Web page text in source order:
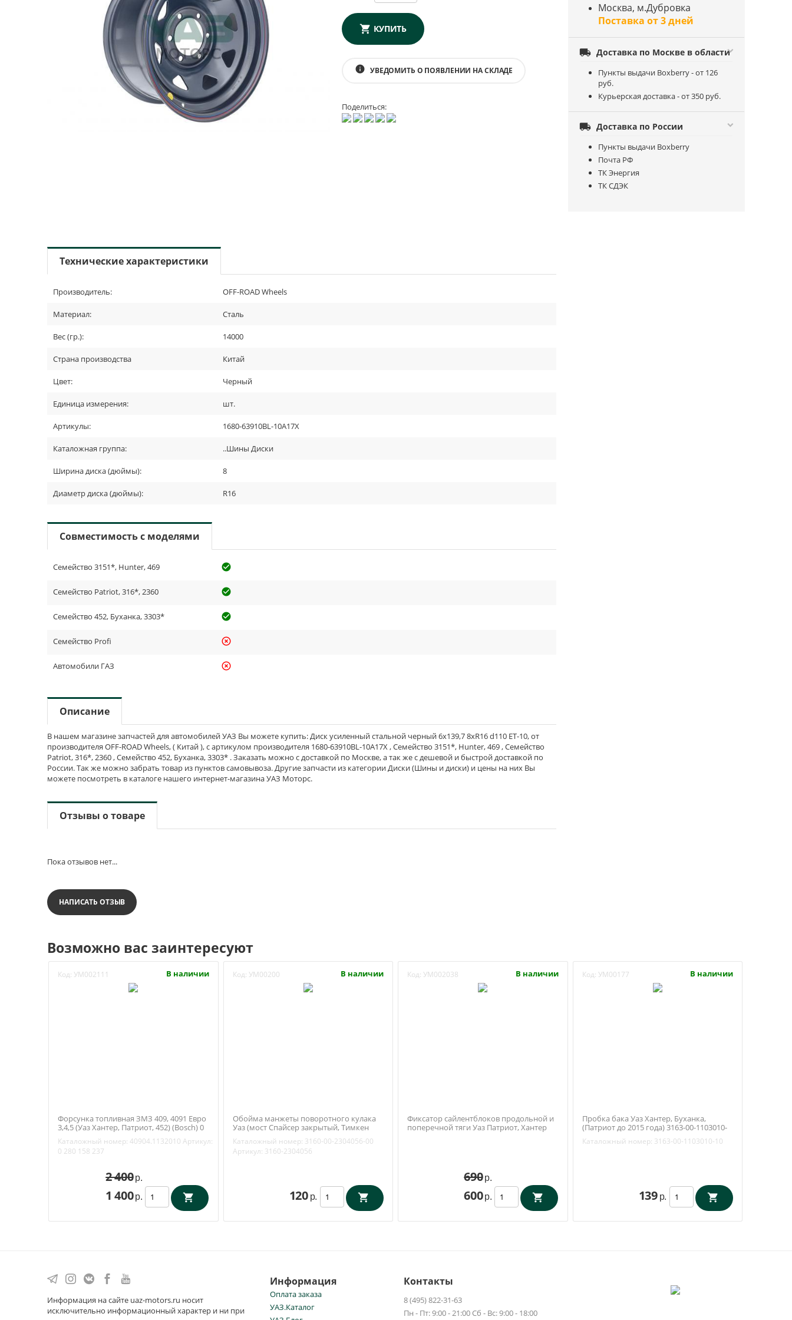
КУПИТЬ
info УВЕДОМИТЬ О ПОЯВЛЕНИИ НА СКЛАДЕ
Поделиться:
Москва, м.Дубровка
Поставка от 3 дней
 Доставка по Москве в области
Пункты выдачи Boxberry - от 126
руб.
Курьерская доставка - от 350 руб.
 Доставка по России
Пункты выдачи Boxberry
Почта РФ
ТК Энергия
ТК СДЭК
Технические характеристики
Производитель: OFF-ROAD Wheels
Материал: Сталь
Вес (гр.): 14000
Страна производства Китай
Цвет: Черный
Единица измерения: шт.
Артикулы: 1680-63910BL-10A17X
Каталожная группа: ..Шины Диски
Ширина диска (дюймы): 8
Диаметр диска (дюймы): R16
Совместимость с моделями
Семейство 3151*, Hunter, 469 check_circle_outline
Семейство Patriot, 316*, 2360 check_circle_outline
Семейство 452, Буханка, 3303* check_circle_outline
Семейство Profi highlight_off
Автомобили ГАЗ highlight_off
Описание
В нашем магазине запчастей для автомобилей УАЗ Вы можете купить: Диск усиленный стальной черный 6x139,7 8xR16 d110 ET-10, от
производителя OFF-ROAD Wheels, ( Китай ), с артикулом производителя 1680-63910BL-10A17X , Семейство 3151*, Hunter, 469 , Семейство
Patriot, 316*, 2360 , Семейство 452, Буханка, 3303* . Заказать можно с доставкой по Москве, а так же с дешевой и быстрой доставкой по
России. Так же можно забрать товар из пунктов самовывоза. Другие запчасти из категории Диски (Шины и диски) и цены на них Вы
можете посмотреть в каталоге нашего интернет-магазина УАЗ Моторс.
Отзывы о товаре
Пока отзывов нет...
НАПИСАТЬ ОТЗЫВ
Возможно вас заинтересуют
Код: УМ002111 В наличии
Форсунка топливная ЗМЗ 409, 4091 Евро
3,4,5 (Уаз Хантер, Патриот, 452) (Bosch) 0
Каталожный номер: 40904.1132010 Артикул:
0 280 158 237
2 400 р.
1 400 р.
Код: УМ00200 В наличии
Обойма манжеты поворотного кулака
Уаз (мост Спайсер закрытый, Тимкен
00
Каталожный номер: 3160-00-2304056-00
Артикул: 3160-2304056
120 р.
Код: УМ002038 В наличии
Фиксатор сайлентблоков продольной и
поперечной тяги Уаз Патриот, Хантер
690 р.
600 р.
Код: УМ00177 В наличии
Пробка бака Уаз Хантер, Буханка,
(Патриот до 2015 года) 3163-00-1103010-
Каталожный номер: 3163-00-1103010-10
139 р.
Информация на сайте uaz-motors.ru носит
исключительно информационный характер и ни при
Информация
Оплата заказа
УАЗ.Каталог
Контакты
8 (495) 822-31-63
Пн - Пт: 9:00 - 21:00 Сб - Вс: 9:00 - 18:00